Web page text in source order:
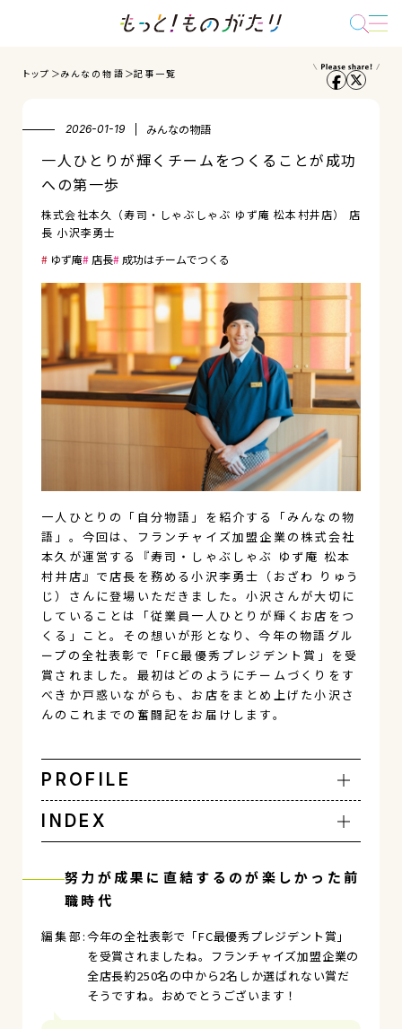
トップ みんなの物語 記事一覧
2026-01-19 みんなの物語
一人ひとりが輝くチームをつくることが成功
への第一歩
株式会社本久（寿司・しゃぶしゃぶ ゆず庵 松本村井店） 店
長 小沢李勇士
ゆず庵
店長 成功はチームでつくる
一人ひとりの「自分物語」を紹介する「みんなの物
語」。今回は、フランチャイズ加盟企業の株式会社
本久が運営する『寿司・しゃぶしゃぶ ゆず庵 松本
村井店』で店長を務める小沢李勇士（おざわ りゅう
じ）さんに登場いただきました。小沢さんが大切に
していることは「従業員一人ひとりが輝くお店をつ
くる」こと。その想いが形となり、今年の物語グル
ープの全社表彰で「FC最優秀プレジデント賞」を受
賞されました。最初はどのようにチームづくりをす
べきか戸惑いながらも、お店をまとめ上げた小沢さ
んのこれまでの奮闘記をお届けします。
PROFILE
INDEX
努力が成果に直結するのが楽しかった前
職時代
今年の全社表彰で「FC最優秀プレジデント賞」
を受賞されましたね。フランチャイズ加盟企業の
全店長約250名の中から2名しか選ばれない賞だ
そうですね。おめでとうございます！